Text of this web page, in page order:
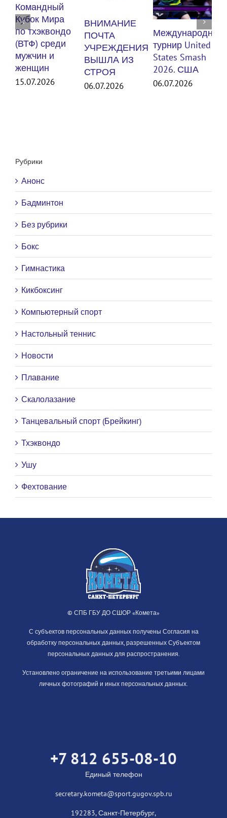
Командный
Кубок Мира
по тхэквондо
(ВТФ) среди
мужчин и
женщин
15.07.2026
ВНИМАНИЕ
ПОЧТА
УЧРЕЖДЕНИЯ
ВЫШЛА ИЗ
СТРОЯ
06.07.2026
Международный
турнир United
States Smash
2026. США
06.07.2026
Рубрики
Анонс
Бадминтон
Без рубрики
Бокс
Гимнастика
Кикбоксинг
Компьютерный спорт
Настольный теннис
Новости
Плавание
Скалолазание
Танцевальный спорт (Брейкинг)
Тхэквондо
Ушу
Фехтование
© СПБ ГБУ ДО СШОР «Комета»
С субъектов персональных данных получены Согласия на
обработку персональных данных, разрешенных Субъектом
персональных данных для распространения.
Установлено ограничение на использование третьими лицами
личных фотографий и иных персональных данных.
+7 812 655-08-10
Единый телефон
secretary.kometa@sport.gugov.spb.ru
192283, Санкт-Петербург,